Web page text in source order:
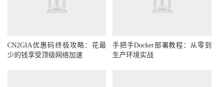
CN2GIA优惠码终极攻略：花最
少的钱享受顶级网络加速
手把手Docker部署教程：从零到
生产环境实战